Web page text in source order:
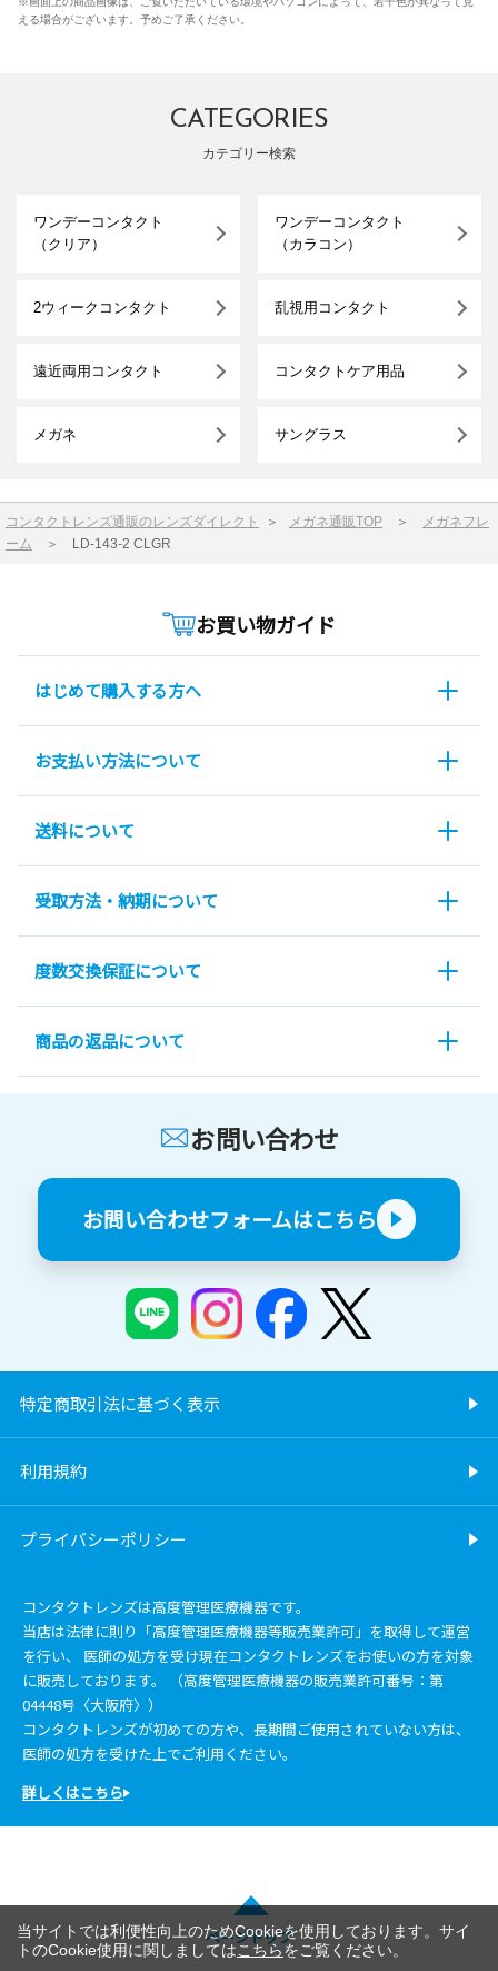
える場合がございます。予めご了承ください。
CATEGORIES
カテゴリー検索
ワンデーコンタクト
（クリア）
ワンデーコンタクト
（カラコン）
2ウィークコンタクト 乱視用コンタクト
遠近両用コンタクト コンタクトケア用品
メガネ サングラス
コンタクトレンズ通販のレンズダイレクト ＞ メガネ通販TOP ＞
メガネフレ
ーム ＞ LD-143-2 CLGR
お買い物ガイド
はじめて購入する方へ
お支払い方法について
送料について
受取方法・納期について
度数交換保証について
商品の返品について
お問い合わせ
お問い合わせフォームはこちら
特定商取引法に基づく表示
利用規約
プライバシーポリシー
コンタクトレンズは高度管理医療機器です。
当店は法律に則り「高度管理医療機器等販売業許可」を取得して運営
を行い、 医師の処方を受け現在コンタクトレンズをお使いの方を対象
に販売しております。 （高度管理医療機器の販売業許可番号：第
04448号〈大阪府〉）
コンタクトレンズが初めての方や、長期間ご使用されていない方は、
医師の処方を受けた上でご利用ください。
詳しくはこちら
ページトップ
当サイトでは利便性向上のためCookieを使用しております。サイ
トのCookie使用に関しましてはこちらをご覧ください。